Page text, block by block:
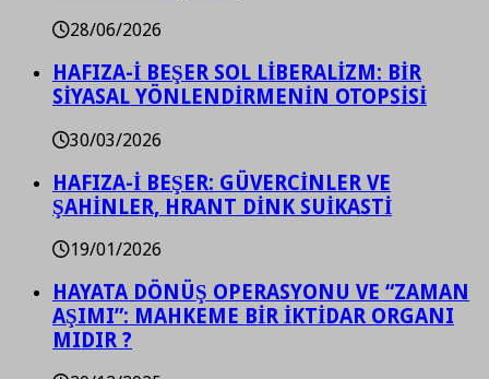
28/06/2026
HAFIZA-İ BEŞER SOL LİBERALİZM: BİR
SİYASAL YÖNLENDİRMENİN OTOPSİSİ
30/03/2026
HAFIZA-İ BEŞER: GÜVERCİNLER VE
ŞAHİNLER, HRANT DİNK SUİKASTİ
19/01/2026
HAYATA DÖNÜŞ OPERASYONU VE “ZAMAN
AŞIMI”: MAHKEME BİR İKTİDAR ORGANI
MIDIR ?